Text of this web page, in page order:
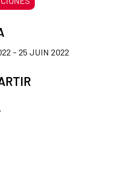
- 25 JUIN 2022